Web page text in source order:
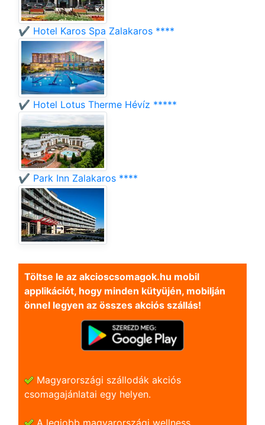
✔️ Hotel Karos Spa Zalakaros ****
✔️ Hotel Lotus Therme Hévíz *****
✔️ Park Inn Zalakaros ****
Töltse le az akcioscsomagok.hu mobil
applikációt, hogy minden kütyüjén, mobilján
önnel legyen az összes akciós szállás!
Magyarországi szállodák akciós
csomagajánlatai egy helyen.
A legjobb magyarországi wellness